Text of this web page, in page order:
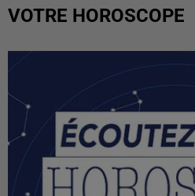
VOTRE HOROSCOPE